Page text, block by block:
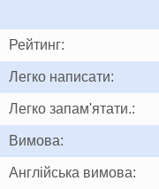
Рейтинг:
Легко написати:
Легко запам'ятати.:
Вимова:
Англійська вимова: